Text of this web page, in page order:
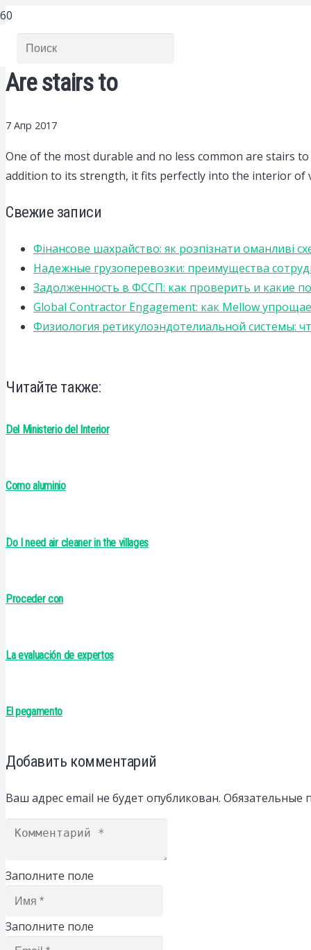
Are stairs to
7 Апр 2017
One of the most durable and no less common are stairs
addition to its strength, it fits perfectly into the interior of
Свежие записи
Фінансове шахрайство: як розпізнати оманливі
Надежные грузоперевозки: преимущества
Задолженность в ФССП: как проверить и какие
Global Contractor Engagement: как Mellow
Физиология ретикулоэндотелиальной системы:
Читайте также:
Del Ministerio del Interior
Como aluminio
Do I need air cleaner in the villages
Proceder con
La evaluación de expertos
El pegamento
Добавить комментарий
Ваш адрес email не будет опубликован. Обязательные
Заполните поле
Заполните поле